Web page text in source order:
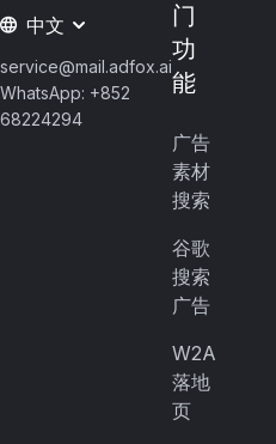
中文
service@mail.adfox.ai
WhatsApp: +852
68224294
门
功
能
广告
素材
搜索
谷歌
搜索
广告
W2A
落地
页